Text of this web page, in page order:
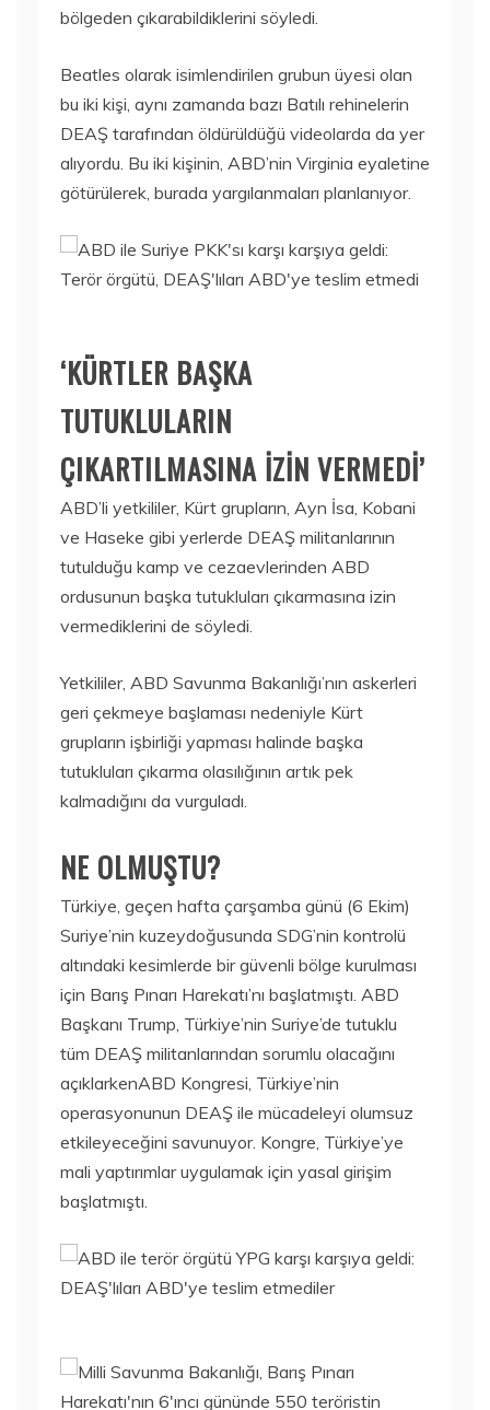
bölgeden çıkarabildiklerini söyledi.
Beatles olarak isimlendirilen grubun üyesi olan
bu iki kişi, aynı zamanda bazı Batılı rehinelerin
DEAŞ tarafından öldürüldüğü videolarda da yer
alıyordu. Bu iki kişinin, ABD’nin Virginia eyaletine
götürülerek, burada yargılanmaları planlanıyor.
‘KÜRTLER BAŞKA
TUTUKLULARIN
ÇIKARTILMASINA İZİN VERMEDİ’
ABD’li yetkililer, Kürt grupların, Ayn İsa, Kobani
ve Haseke gibi yerlerde DEAŞ militanlarının
tutulduğu kamp ve cezaevlerinden ABD
ordusunun başka tutukluları çıkarmasına izin
vermediklerini de söyledi.
Yetkililer, ABD Savunma Bakanlığı’nın askerleri
geri çekmeye başlaması nedeniyle Kürt
grupların işbirliği yapması halinde başka
tutukluları çıkarma olasılığının artık pek
kalmadığını da vurguladı.
NE OLMUŞTU?
Türkiye, geçen hafta çarşamba günü (6 Ekim)
Suriye’nin kuzeydoğusunda SDG’nin kontrolü
altındaki kesimlerde bir güvenli bölge kurulması
için Barış Pınarı Harekatı’nı başlatmıştı. ABD
Başkanı Trump, Türkiye’nin Suriye’de tutuklu
tüm DEAŞ militanlarından sorumlu olacağını
açıklarkenABD Kongresi, Türkiye’nin
operasyonunun DEAŞ ile mücadeleyi olumsuz
etkileyeceğini savunuyor. Kongre, Türkiye’ye
mali yaptırımlar uygulamak için yasal girişim
başlatmıştı.